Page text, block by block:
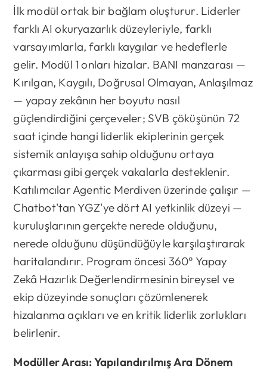
İlk modül ortak bir bağlam oluşturur. Liderler
farklı AI okuryazarlık düzeyleriyle, farklı
varsayımlarla, farklı kaygılar ve hedeflerle
gelir. Modül 1 onları hizalar. BANI manzarası —
Kırılgan, Kaygılı, Doğrusal Olmayan, Anlaşılmaz
— yapay zekânın her boyutu nasıl
güçlendirdiğini çerçeveler; SVB çöküşünün 72
saat içinde hangi liderlik ekiplerinin gerçek
sistemik anlayışa sahip olduğunu ortaya
çıkarması gibi gerçek vakalarla desteklenir.
Katılımcılar Agentic Merdiven üzerinde çalışır —
Chatbot'tan YGZ'ye dört AI yetkinlik düzeyi —
kuruluşlarının gerçekte nerede olduğunu,
nerede olduğunu düşündüğüyle karşılaştırarak
haritalandırır. Program öncesi 360° Yapay
Zekâ Hazırlık Değerlendirmesinin bireysel ve
ekip düzeyinde sonuçları çözümlenerek
hizalanma açıkları ve en kritik liderlik zorlukları
belirlenir.
Modüller Arası: Yapılandırılmış Ara Dönem